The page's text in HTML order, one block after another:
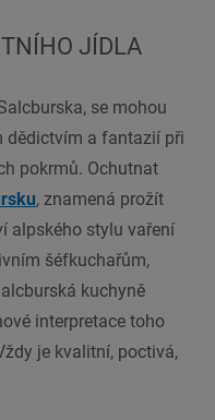
JÍDLA
se mohou
dědictvím a fantazií při
pokrmů. Ochutnat
, znamená prožít
alpského stylu vaření
šéfkuchařům,
kuchyně
interpretace toho
je kvalitní, poctivá,